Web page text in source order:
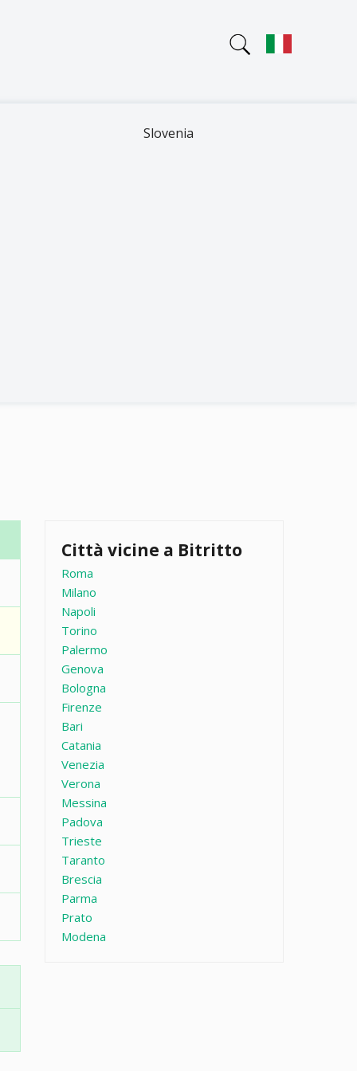
Slovenia
Città vicine a Bitritto
Roma
Milano
Napoli
Torino
Palermo
Genova
Bologna
Firenze
Bari
Catania
Venezia
Verona
Messina
Padova
Trieste
Taranto
Brescia
Parma
Prato
Modena